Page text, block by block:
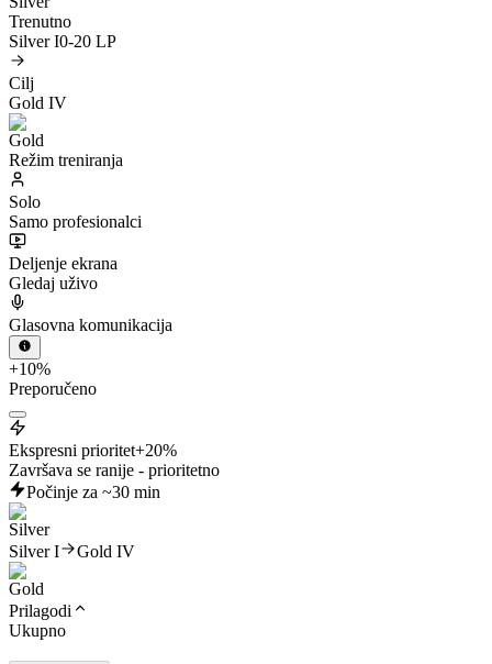
Trenutno
Silver I0-20 LP
Cilj
Gold IV
Režim treniranja
Solo
Samo profesionalci
Deljenje ekrana
Gledaj uživo
Glasovna komunikacija
+10%
Preporučeno
Ekspresni prioritet+20%
Završava se ranije - prioritetno
Počinje za ~30 min
Silver I Gold IV
Prilagodi
Ukupno